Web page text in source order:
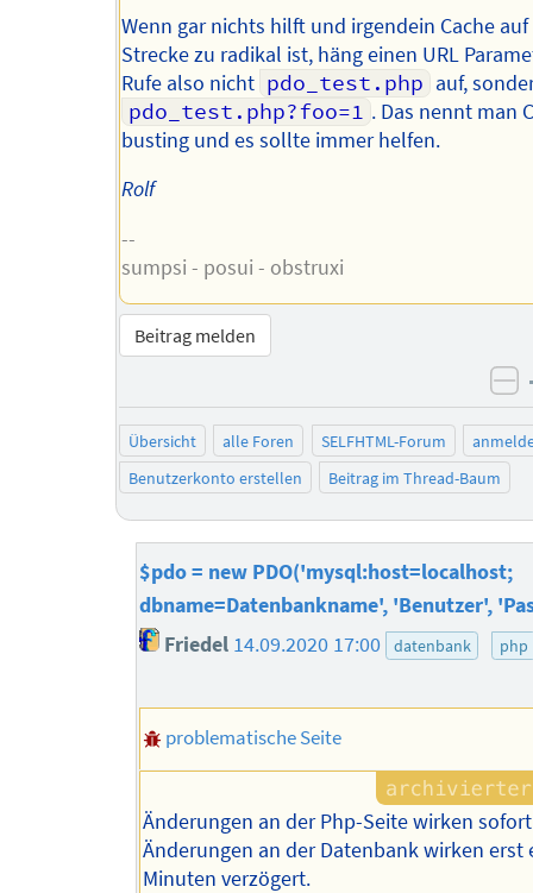
Wenn gar nichts hilft und irgendein Cache
Strecke zu radikal ist, häng einen URL
Rufe also nicht pdo_test.php auf,
pdo_test.php?foo=1 . Das nennt man
busting und es sollte immer helfen.
Rolf
--
sumpsi - posui - obstruxi
Beitrag melden
Übersicht alle Foren SELFHTML-Forum
Benutzerkonto erstellen
Beitrag im Thread-Baum
$pdo = new PDO('mysql:host=localhost;
dbname=Datenbankname', 'Benutzer',
Friedel 14.09.2020 17:00 datenbank php
problematische Seite
Änderungen an der Php-Seite wirken
Änderungen an der Datenbank wirken erst
Minuten verzögert.